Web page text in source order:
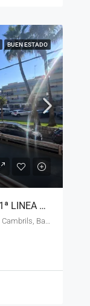
BUEN ESTADO
CAMBRILS – URB. PORT – PISO 1ª LINEA DEL MAR – LN – 121125